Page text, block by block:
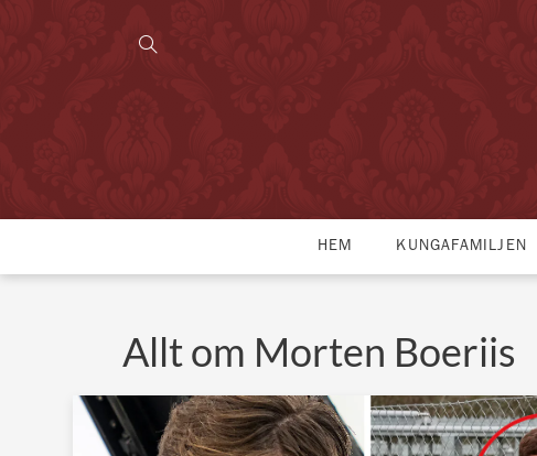
HEM KUNGAFAMILJEN
Allt om Morten Boeriis